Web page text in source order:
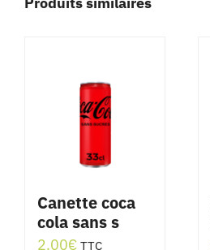
Canette coca
cola sans s
2.00€ TTC